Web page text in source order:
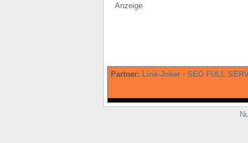
Anzeige
Partner: Link-Joker - SEO FULL